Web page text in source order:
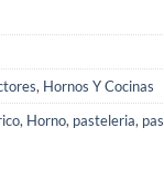
, Hornos Y Cocinas
, Horno, pasteleria,